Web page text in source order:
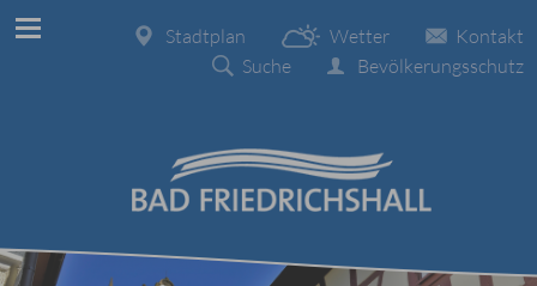
Kontakt
Wetter
Stadtplan
Bevölkerungsschutz
Suche